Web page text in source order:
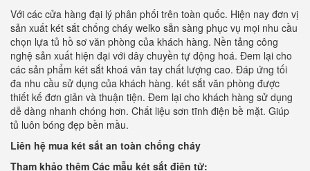
Với các cửa hàng đại lý phân phối trên toàn quốc. Hiện nay đơn vị
sản xuất két sắt chống cháy welko sẵn sàng phục vụ mọi nhu cầu
chọn lựa tủ hồ sơ văn phòng của khách hàng. Nền tảng công
nghệ sản xuất hiện đại với dây chuyền tự động hoá. Đem lại cho
các sản phẩm két sắt khoá vân tay chất lượng cao. Đáp ứng tối
đa nhu cầu sử dụng của khách hàng. két sắt văn phòng được
thiết kế đơn giản và thuận tiện. Đem lại cho khách hàng sử dụng
dễ dàng nhanh chóng hơn. Chất liệu sơn tĩnh điện bề mặt. Giúp
tủ luôn bóng đẹp bền mầu.
Liên hệ mua két sắt an toàn chống cháy
Tham khảo thêm Các mẫu két sắt điện tử: